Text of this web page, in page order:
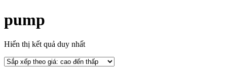
pump
Hiển thị kết quả duy nhất